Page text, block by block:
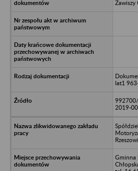
Zawiszy
lat1
2019-
Gminna